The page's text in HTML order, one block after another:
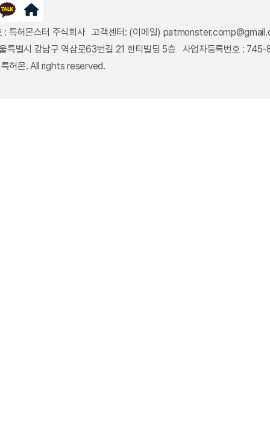
: 특허몬스터 주식회사 고객센터: (이메일)
특별시 강남구 역삼로63번길 21 한티빌딩 5층 사업자등록번호 :
허몬. All rights reserved.